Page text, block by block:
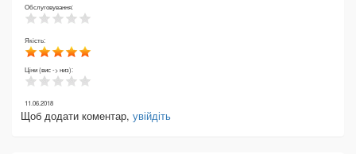
Обслуговування:
Якість:
Ціни (вис -> низ):
11.06.2018
Щоб додати коментар, увійдіть